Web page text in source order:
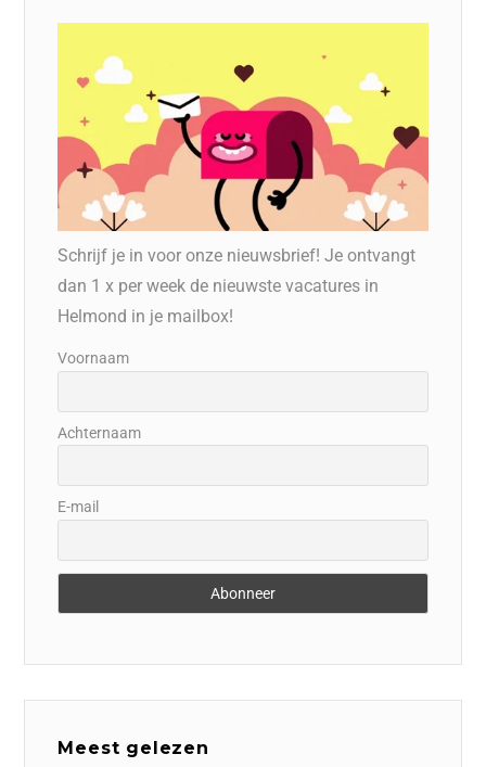
Schrijf je in voor onze nieuwsbrief! Je ontvangt
dan 1 x per week de nieuwste vacatures in
Helmond in je mailbox!
Voornaam
Achternaam
E-mail
Meest gelezen